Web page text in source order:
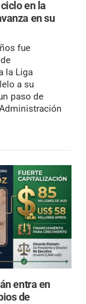
en la
en su
fue
la Liga
a su
paso de
entra en
de